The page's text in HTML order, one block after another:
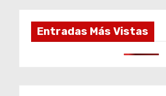
Entradas Más Vistas